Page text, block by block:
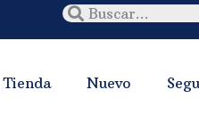
Tienda Nuevo